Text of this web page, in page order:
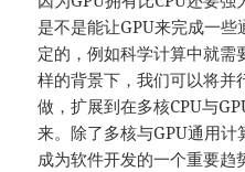
是不是能让GPU来完成一
定的，例如科学计算中就
样的背景下，我们可以将并
做，扩展到在多核CPU与
来。除了多核与GPU通用
成为软件开发的一个重要趋